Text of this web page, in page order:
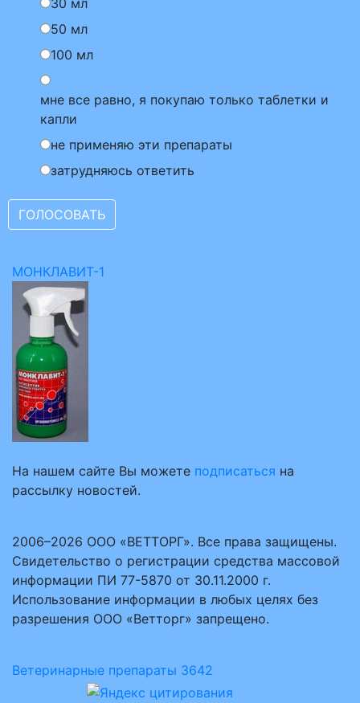
30 мл
50 мл
100 мл
мне все равно, я покупаю только таблетки и
капли
не применяю эти препараты
затрудняюсь ответить
МОНКЛАВИТ-1
На нашем сайте Вы можете подписаться на
рассылку новостей.
2006–2026 ООО «ВЕТТОРГ». Все права защищены.
Свидетельство о регистрации средства массовой
информации ПИ 77-5870 от 30.11.2000 г.
Использование информации в любых целях без
разрешения ООО «Ветторг» запрещено.
Ветеринарные препараты 3642